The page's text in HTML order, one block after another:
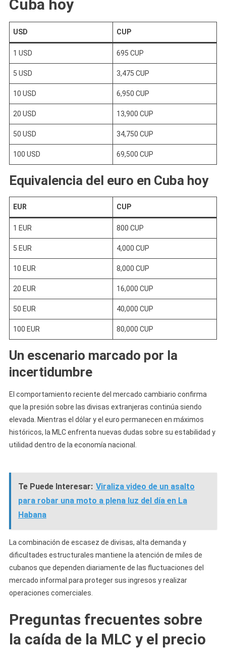
Cuba hoy
USD CUP
1 USD 695 CUP
5 USD 3,475 CUP
10 USD 6,950 CUP
20 USD 13,900 CUP
50 USD 34,750 CUP
100 USD 69,500 CUP
Equivalencia del euro en Cuba hoy
EUR CUP
1 EUR 800 CUP
5 EUR 4,000 CUP
10 EUR 8,000 CUP
20 EUR 16,000 CUP
50 EUR 40,000 CUP
100 EUR 80,000 CUP
Un escenario marcado por la
incertidumbre
El comportamiento reciente del mercado cambiario confirma
que la presión sobre las divisas extranjeras continúa siendo
elevada. Mientras el dólar y el euro permanecen en máximos
históricos, la MLC enfrenta nuevas dudas sobre su estabilidad y
utilidad dentro de la economía nacional.
Te Puede Interesar: Viraliza video de un asalto
para robar una moto a plena luz del día en La
Habana
La combinación de escasez de divisas, alta demanda y
dificultades estructurales mantiene la atención de miles de
cubanos que dependen diariamente de las fluctuaciones del
mercado informal para proteger sus ingresos y realizar
operaciones comerciales.
Preguntas frecuentes sobre
la caída de la MLC y el precio